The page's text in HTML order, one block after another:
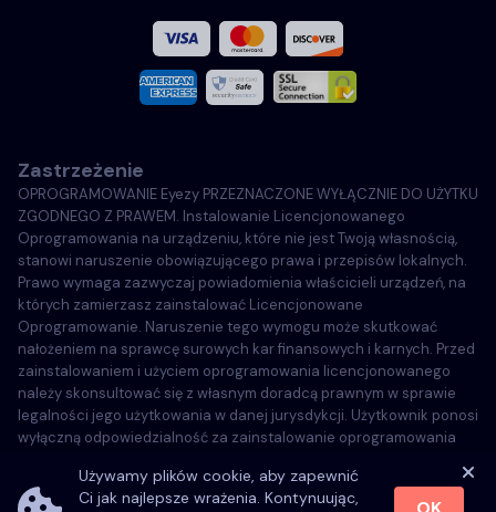
Używamy plików cookie, aby zapewnić
Ci jak najlepsze wrażenia. Kontynuując,
Français
Włoski
Português
Türkçe
Polski
Zastrzeżenie
OPROGRAMOWANIE Eyezy PRZEZNACZONE WYŁĄCZNIE DO UŻYTKU
ZGODNEGO Z PRAWEM. Instalowanie Licencjonowanego
Oprogramowania na urządzeniu, które nie jest Twoją własnością,
stanowi naruszenie obowiązującego prawa i przepisów lokalnych.
Prawo wymaga zazwyczaj powiadomienia właścicieli urządzeń, na
których zamierzasz zainstalować Licencjonowane
Oprogramowanie. Naruszenie tego wymogu może skutkować
nałożeniem na sprawcę surowych kar finansowych i karnych. Przed
zainstalowaniem i użyciem oprogramowania licencjonowanego
należy skonsultować się z własnym doradcą prawnym w sprawie
legalności jego użytkowania w danej jurysdykcji. Użytkownik ponosi
wyłączną odpowiedzialność za zainstalowanie oprogramowania
Eyezy nie może zostać pociągnięta do odpowiedzialności.